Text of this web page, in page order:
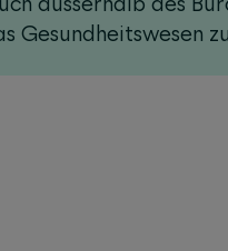
Gesundheitswesen